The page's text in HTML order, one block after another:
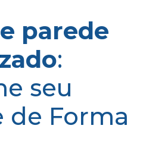
parede
:
seu
Forma